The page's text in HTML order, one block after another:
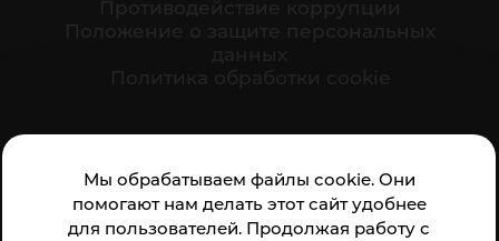
Мы обрабатываем файлы cookie. Они
помогают нам делать этот сайт удобнее
для пользователей. Продолжая работу с
организации: